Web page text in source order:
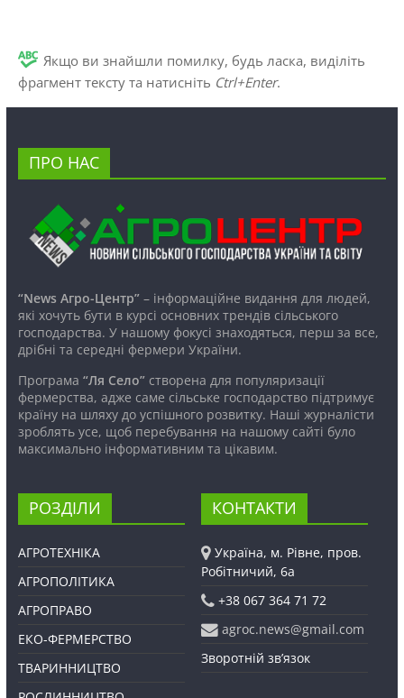
Якщо ви знайшли помилку, будь ласка, виділіть
фрагмент тексту та натисніть Ctrl+Enter.
ПРО НАС
“News Агро-Центр”– інформаційне видання для людей,
які хочуть бути в курсі основних трендів сільського
господарства. У нашому фокусі знаходяться, перш за все,
дрібні та середні фермери України.
Програма “Ля Село”створена для популяризації
фермерства, адже саме сільське господарство підтримує
країну на шляху до успішного розвитку. Наші журналісти
зроблять усе, щоб перебування на нашому сайті було
максимально інформативним та цікавим.
РОЗДІЛИ
АГРОТЕХНІКА
АГРОПОЛІТИКА
АГРОПРАВО
ЕКО-ФЕРМЕРСТВО
ТВАРИННИЦТВО
КОНТАКТИ
Україна, м. Рівне, пров.
Робітничий, 6а
+38 067 364 71 72
agroc.news@gmail.com
Зворотній зв’язок